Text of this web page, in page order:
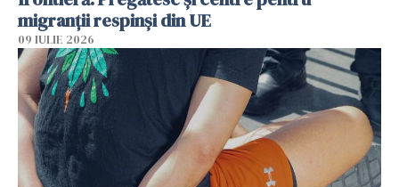
migranții respinși din UE
09 IULIE 2026